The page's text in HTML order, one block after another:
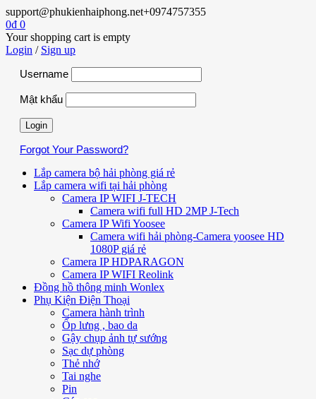
support@phukienhaiphong.net+0974757355
0₫ 0
Your shopping cart is empty
Login / Sign up
Username
Mật khẩu
Forgot Your Password?
Lắp camera bộ hải phòng giá rẻ
Lắp camera wifi tại hải phòng
Camera IP WIFI J-TECH
Camera wifi full HD 2MP J-Tech
Camera IP Wifi Yoosee
Camera wifi hải phòng-Camera yoosee HD
1080P giá rẻ
Camera IP HDPARAGON
Camera IP WIFI Reolink
Đồng hồ thông minh Wonlex
Phụ Kiện Điện Thoại
Camera hành trình
Ốp lưng , bao da
Gậy chụp ảnh tự sướng
Sạc dự phòng
Thẻ nhớ
Tai nghe
Pin